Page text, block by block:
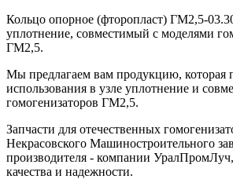
Кольцо опорное (фторопласт) ГМ2,5-
уплотнение, совместимый с моделями
ГМ2,5.
Мы предлагаем вам продукцию, которая
использования в узле уплотнение и
гомогенизаторов ГМ2,5.
Запчасти для отечественных
Некрасовского Машиностроительного
производителя - компании УралПромЛуч,
качества и надежности.